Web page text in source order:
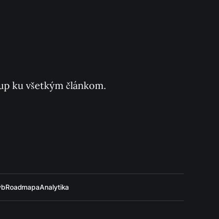
ku všetkým článkom.
RoadmapaAnalytika